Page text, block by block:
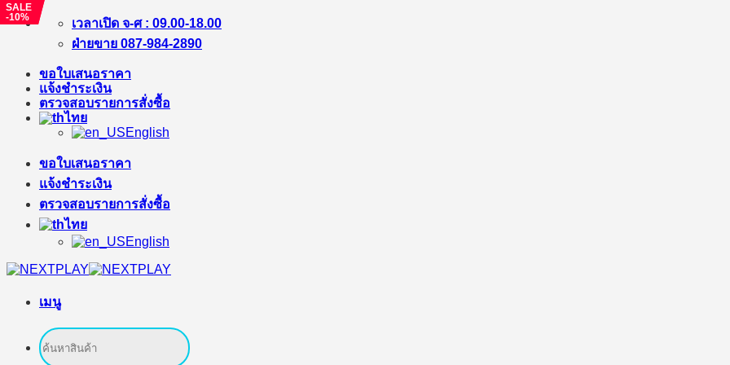
ข้าม
เนื้อหา
เวลาเปิด จ-ศ : 09.00-18.00
ฝ่ายขาย 087-984-2890
ขอใบเสนอราคา
แจ้งชำระเงิน
ตรวจสอบรายการสั่งซื้อ
ไทย
English
ขอใบเสนอราคา
แจ้งชำระเงิน
ตรวจสอบรายการสั่งซื้อ
ไทย
English
เมนู
ค้นหา:
SALE
-%
SALE
-10%